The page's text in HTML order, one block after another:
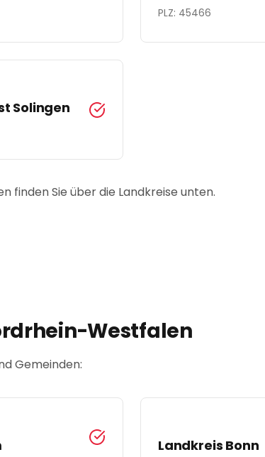
PLZ: 45466
Solingen
finden Sie über die Landkreise unten.
Westfalen
Gemeinden:
Landkreis Bonn